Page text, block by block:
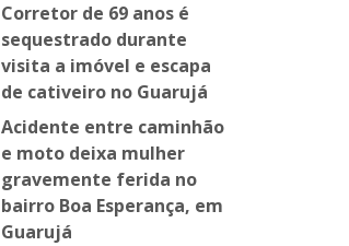
Corretor de 69 anos é
sequestrado durante
visita a imóvel e escapa
de cativeiro no Guarujá
Acidente entre caminhão
e moto deixa mulher
gravemente ferida no
bairro Boa Esperança, em
Guarujá